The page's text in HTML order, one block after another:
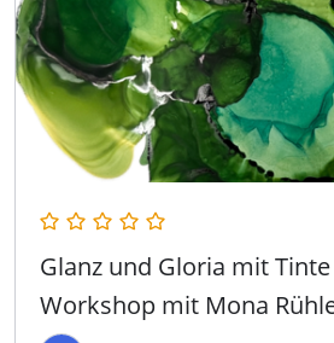
Glanz und Gloria mit
Workshop mit Mona